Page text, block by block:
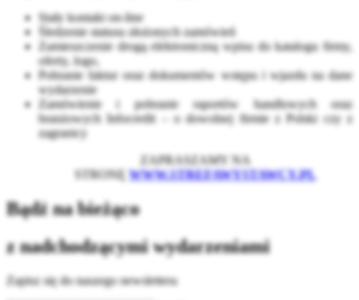
Stały kontakt on-line
Śledzenie statusu złożonych zamówień
Zamieszczenie drogą elektroniczną wpisu do katalogu firmy,
oferty, logo,
Pobranie faktur oraz dokumentów wstępu i wjazdu na dane
wydarzenie
Zamówienie i pobranie raportów handlowych oraz
branżowych Infocredit – o dowolnej firmie z Polski czy z
zagranicy
ZAPRASZAMY NA
STRONĘ WWW.STREFAWYSTAWCY.PL
Bądź na bieżąco
z nadchodzącymi wydarzeniami
Zapisz się do naszego newslettera